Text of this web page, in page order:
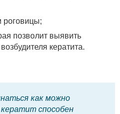
роговицы;
позволит выявить
кератита.
как можно
способен